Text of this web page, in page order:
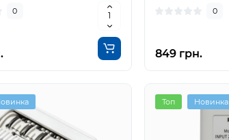
0 0
849 грн.
Топ Новинка